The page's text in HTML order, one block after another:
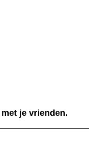
je vrienden.